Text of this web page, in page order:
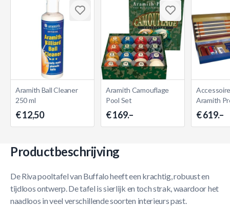
Aramith Ball Cleaner
250 ml
€ 12,50
Aramith Camouflage
Pool Set
€ 169.–
Aramith
€ 619.–
Productbeschrijving
De Riva pooltafel van Buffalo heeft een krachtig, robuust en
tijdloos ontwerp. De tafel is sierlijk en toch strak, waardoor het
naadloos in veel verschillende soorten interieurs past.